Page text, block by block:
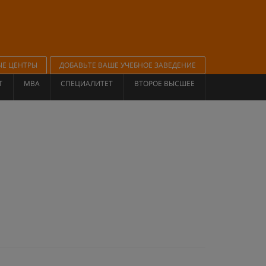
ЦЕНТРЫ
ДОБАВЬТЕ ВАШЕ УЧЕБНОЕ ЗАВЕДЕНИЕ
MBA СПЕЦИАЛИТЕТ ВТОРОЕ ВЫСШЕЕ